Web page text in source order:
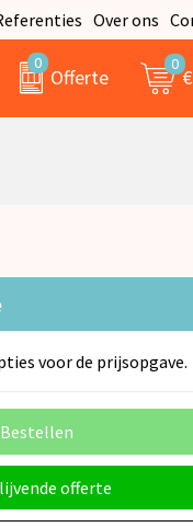
Over ons
0
Offerte
0
voor de prijsopgave.
Bestellen
offerte